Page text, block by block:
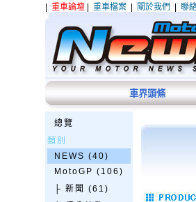
重車論壇 重車檔案 關於我們 聯
車界頭條
總覽
類別
NEWS (40)
MotoGP (106)
├ 新聞 (61)